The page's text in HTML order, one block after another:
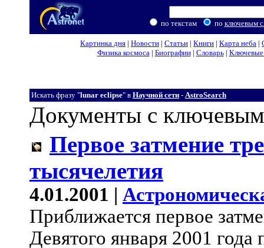
по текстам по ключевым
Картинка дня | Новости | Статьи | Книги | Карта неба |
Физика космоса| Биографии| Словарь| Ключевые
Искать фразу "lunar eclipse" в Научной сети - AstroSearch
Документы с
Первое затмение
тысячелетия
4.01.2001 |
Приближается первое
Девятого января 2001